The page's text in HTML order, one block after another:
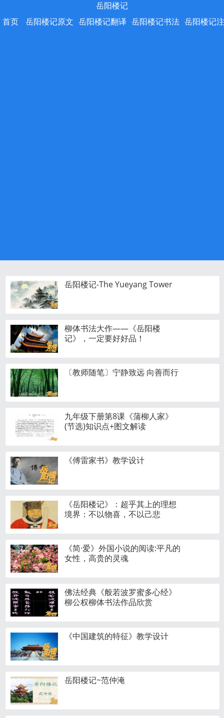
岳阳楼记
首页
岳阳楼记原文 岳阳楼记翻译 岳阳楼记书法 岳阳楼记
岳阳楼记-The Yueyang Tower
柳体书法大作——《岳阳楼
记》，一定要好好品！
〔教师随笔〕宁静致远 向善而行
九年级下册第8课《蒲柳人家》
(节选)知识点+图文解读
《傅雷家书》教学设计
《岳阳楼记》：超乎其上的理想
境界：不以物喜，不以己悲
《简·爱》外国小说的阅读:平凡的
女性，高贵的灵魂
佛法经典《般若波罗蜜多心经》
柳公权柳体书法作品欣赏
《中国建筑的特征》教学设计
岳阳楼记~范仲淹